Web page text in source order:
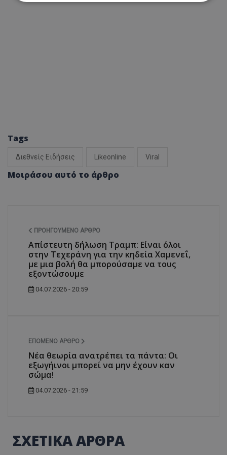
Tags
Διεθνείς Ειδήσεις Likeonline Viral
Μοιράσου αυτό το άρθρο
ΠΡΟΗΓΟΎΜΕΝΟ ΆΡΘΡΟ
Απίστευτη δήλωση Τραμπ: Είναι όλοι
στην Τεχεράνη για την κηδεία Χαμενεΐ,
με μια βολή θα μπορούσαμε να τους
εξοντώσουμε
04.07.2026 - 20:59
ΕΠΌΜΕΝΟ ΆΡΘΡΟ
Νέα θεωρία ανατρέπει τα πάντα: Οι
εξωγήινοι μπορεί να μην έχουν καν
σώμα!
04.07.2026 - 21:59
ΣΧΕΤΙΚΑ ΑΡΘΡΑ
ASP.NET_SessionId
Microsoft Corporation